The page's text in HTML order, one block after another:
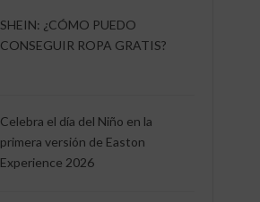
SHEIN: ¿CÓMO PUEDO
CONSEGUIR ROPA GRATIS?
Celebra el día del Niño en la
primera versión de Easton
Experience 2026